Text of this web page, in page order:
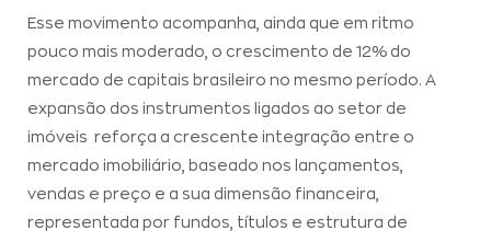
Esse movimento acompanha, ainda que em ritmo
pouco mais moderado, o crescimento de 12% do
mercado de capitais brasileiro no mesmo período. A
expansão dos instrumentos ligados ao setor de
imóveis reforça a crescente integração entre o
mercado imobiliário, baseado nos lançamentos,
vendas e preço e a sua dimensão financeira,
representada por fundos, títulos e estrutura de